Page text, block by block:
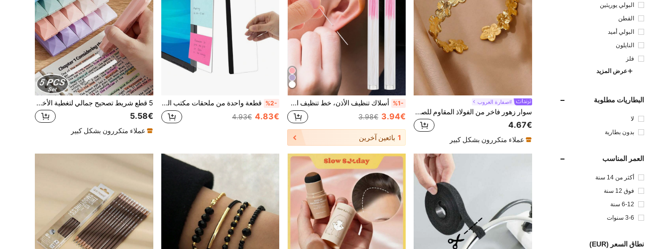
البولي يوريثين
القطن
البولي أميد
النايلون
فلز
عرض المزيد
البطاريات مطلوبة
لا
بدون بطارية
العمر المناسب
أكثر من 14 سنة
فوق 12 سنة
6-12 سنة
3-6 سنوات
نطاق السعر (EUR)
#صفارة الغروب
سوار زهور فاخر من الفولاذ المقاوم للصدأ، سوار مفتوح قابل للتعديل مطلي بالذهب عيار 18 قيراط بتصميم زهرة البلوميريا، مناسب للنساء والأمهات والصديقات وأفضل الأصدقاء، مجوهرات زفاف ذهبية، إكسسوار حفلات العطلات، هدية فريدة لعيد الميلاد والذكرى السنوية
4.67€
عملاء متكررون بشكل كبير
%1- أسلاك تنظيف الأذن، خط تنظيف الأذن، 120 قطعة أداة تنظيف شمع الأذن الورقية الوردية للمنزل، غرفة المعيشة، غرفة النوم، الحمام، ديكور المنزل، مستلزمات السفر، الزفاف، الحفلات، عيد الميلاد، هدايا للرجال والأمهات والآباء والأصدقاء، رأس السنة، الاكسسوارات، هدية مضحكة، المدرسة، العودة إلى المدرسة، السفر، مستلزمات السفر، مستلزمات المنزل، منظف الأذن
3.94€
3.98€
1 بائعين آخرين
%2- قطعة واحدة من ملحقات مكتب المراقبة، لوحة رسائل الكمبيوتر، لوازم مكتبية جامعة، مشبك ملاحظات الكمبيوتر، ديكور لوحة مذكرات المكتب المنزلي/المكتبي
4.83€
4.93€
5 قطع شريط تصحيح جمالي لتغطية الأخطاء بسلاسة، لامتحانات المدرسة والمستندات المكتبية، مستلزمات مدرسية، الاستعداد للمدرسة
5.58€
عملاء متكررون بشكل كبير